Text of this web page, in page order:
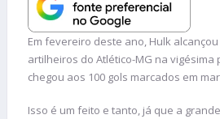
Em fevereiro deste ano, Hulk
artilheiros do Atlético-MG na vigésima
chegou aos 100 gols marcados em
Isso é um feito e tanto, já que a